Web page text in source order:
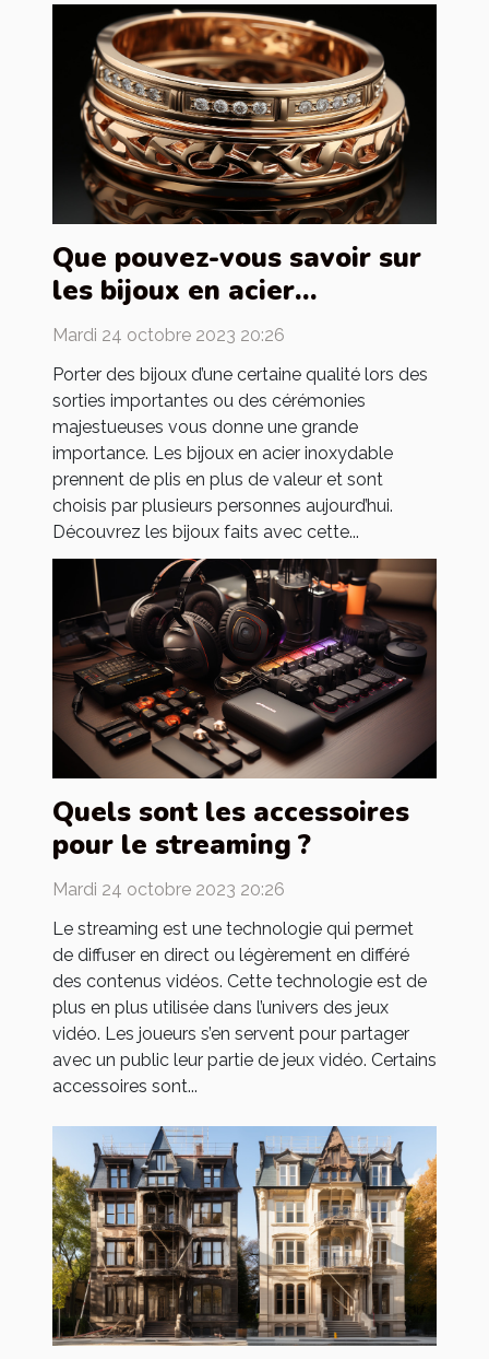
Que pouvez-vous savoir sur
les bijoux en acier
inoxydable ?
Mardi 24 octobre 2023 20:26
Porter des bijoux d’une certaine qualité lors des
sorties importantes ou des cérémonies
majestueuses vous donne une grande
importance. Les bijoux en acier inoxydable
prennent de plis en plus de valeur et sont
choisis par plusieurs personnes aujourd’hui.
Découvrez les bijoux faits avec cette...
Quels sont les accessoires
pour le streaming ?
Mardi 24 octobre 2023 20:26
Le streaming est une technologie qui permet
de diffuser en direct ou légèrement en différé
des contenus vidéos. Cette technologie est de
plus en plus utilisée dans l’univers des jeux
vidéo. Les joueurs s’en servent pour partager
avec un public leur partie de jeux vidéo. Certains
accessoires sont...